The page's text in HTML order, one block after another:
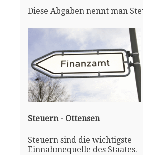
Diese Abgaben nennt man
Steuern - Ottensen
Steuern sind die wichtigste
Einnahmequelle des Staates.